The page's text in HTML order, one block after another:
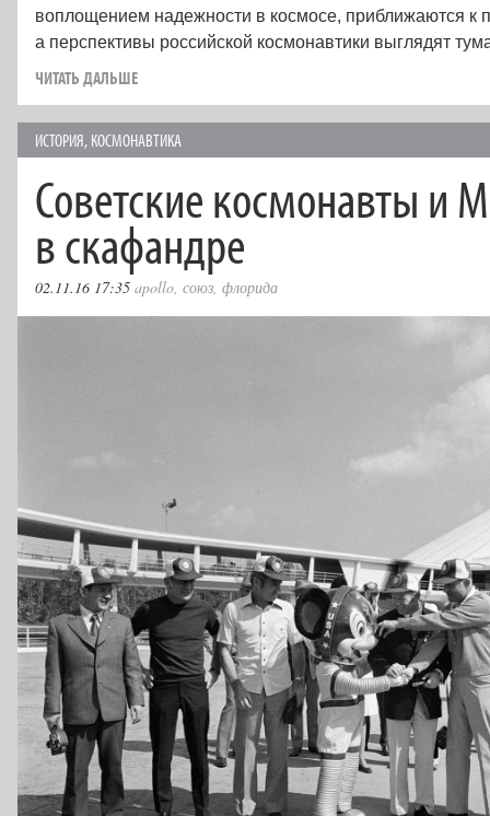
воплощением надежности в космосе, приближаются к
а перспективы российской космонавтики выглядят
ЧИТАТЬ ДАЛЬШЕ
ИСТОРИЯ, КОСМОНАВТИКА
Советские космонавты и
в скафандре
02.11.16 17:35 apollo союз флорида